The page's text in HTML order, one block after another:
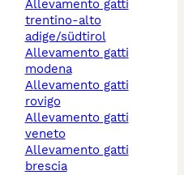
allevamento gatti
trentino-alto
adige/südtirol
allevamento gatti
modena
allevamento gatti
rovigo
allevamento gatti
veneto
allevamento gatti
brescia